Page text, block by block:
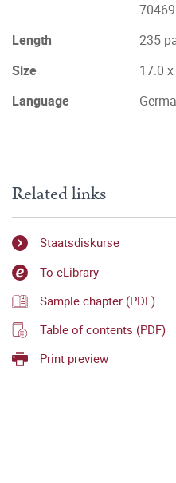
Length
235
Size
17.0
Language
Related links
Staatsdiskurse
To eLibrary
Sample chapter (PDF)
Table of contents (PDF)
Print preview